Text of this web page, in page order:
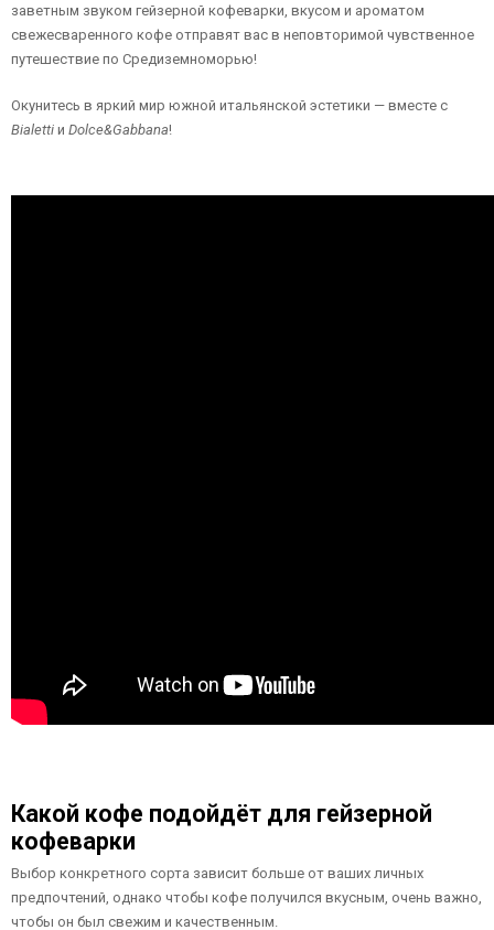
заветным звуком гейзерной кофеварки, вкусом и ароматом
свежесваренного кофе отправят вас в неповторимой чувственное
путешествие по Средиземноморью!
Окунитесь в яркий мир южной итальянской эстетики — вместе с
Bialetti и Dolce&Gabbana!
Какой кофе подойдёт для гейзерной
кофеварки
Выбор конкретного сорта зависит больше от ваших личных
предпочтений, однако чтобы кофе получился вкусным, очень важно,
чтобы он был свежим и качественным.